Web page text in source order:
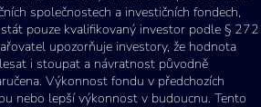
společnostech a investičních fondech,
pouze kvalifikovaný investor podle § 272
upozorňuje investory, že hodnota
i stoupat a návratnost původně
Výkonnost fondu v předchozích
nebo lepší výkonnost v budoucnu. Tento